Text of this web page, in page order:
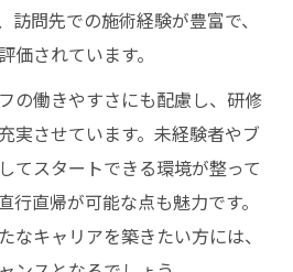
問先での施術経験が豊富で、
価されています。
の働きやすさにも配慮し、研修
実させています。未経験者やブ
てスタートできる環境が整って
行直帰が可能な点も魅力です。
なキャリアを築きたい方には、